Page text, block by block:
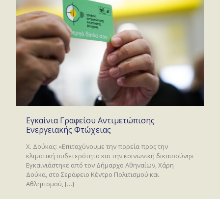
Εγκαίνια Γραφείου Αντιμετώπισης
Ενεργειακής Φτώχειας
Χ. Δούκας: «Επιταχύνουμε την πορεία προς την
κλιματική ουδετερότητα και την κοινωνική δικαιοσύνη»
Εγκαινιάστηκε από τον Δήμαρχο Αθηναίων, Χάρη
Δούκα, στο Σεράφειο Κέντρο Πολιτισμού και
Αθλητισμού, […]